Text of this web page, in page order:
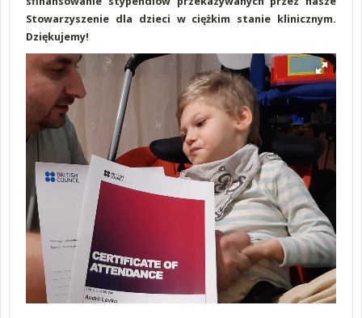
Stowarzyszenie dla dzieci w ciężkim stanie klinicznym.
Dziękujemy!